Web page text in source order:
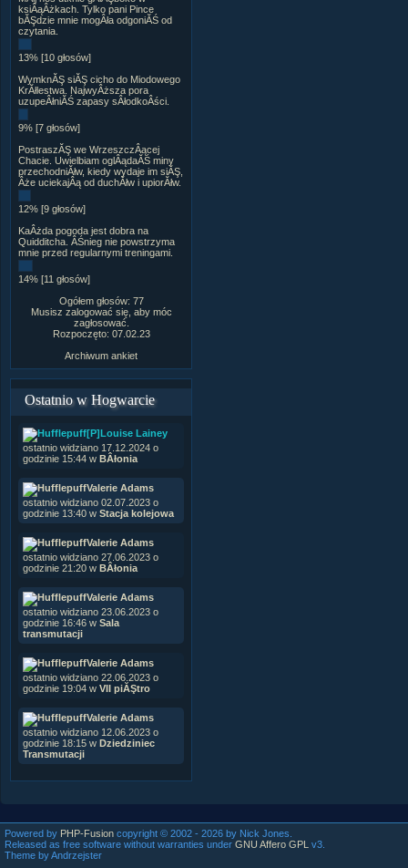
ksiÂąÂżkach. Tylko pani Pince
bĂŞdzie mnie mogÂła odgoniĂŚ od
czytania.
13% [10 głosów]
WymknĂŞ siĂŞ cicho do Miodowego
KrĂłlestwa. NajwyÂższa pora
uzupeÂłniĂŚ zapasy sÂłodkoÂści.
9% [7 głosów]
PostraszĂŞ we WrzeszczÂącej
Chacie. Uwielbiam oglÂądaĂŚ miny
przechodniĂłw, kiedy wydaje im siĂŞ,
Âże uciekajÂą od duchĂłw i upiorĂłw.
12% [9 głosów]
KaÂżda pogoda jest dobra na
Quidditcha. ÂŚnieg nie powstrzyma
mnie przed regularnymi treningami.
14% [11 głosów]
Ogółem głosów: 77
Musisz zalogować się, aby móc
zagłosować.
Rozpoczęto: 07.02.23
Archiwum ankiet
Ostatnio w Hogwarcie
[P]Louise Lainey
ostatnio widziano 17.12.2024 o
godzinie 15:44 w BÂłonia
Valerie Adams
ostatnio widziano 02.07.2023 o
godzinie 13:40 w Stacja kolejowa
Valerie Adams
ostatnio widziano 27.06.2023 o
godzinie 21:20 w BÂłonia
Valerie Adams
ostatnio widziano 23.06.2023 o
godzinie 16:46 w Sala
transmutacji
Valerie Adams
ostatnio widziano 22.06.2023 o
godzinie 19:04 w VII piĂŞtro
Valerie Adams
ostatnio widziano 12.06.2023 o
godzinie 18:15 w Dziedziniec
Transmutacji
Powered by PHP-Fusion copyright © 2002 - 2026 by Nick Jones.
Released as free software without warranties under GNU Affero GPL
v3.
Theme by Andrzejster